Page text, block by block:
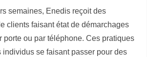
semaines, Enedis reçoit des
clients faisant état de démarchages
porte ou par téléphone. Ces pratiques
individus se faisant passer pour des